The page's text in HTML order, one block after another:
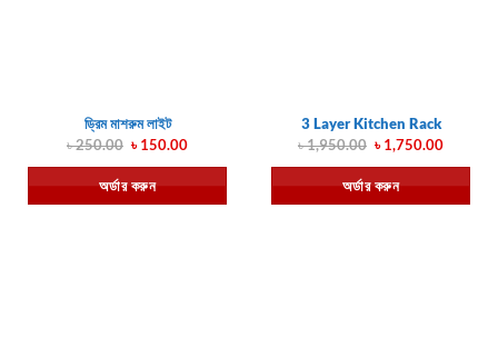
ড্রিম মাশরুম লাইট
৳250.00 Original
was:
৳ 250.00.
৳150.00Current
is:
৳ 150.00.
অর্ডার করুন
3 Layer Kitchen Rack
৳1,950.00 Original
price
was:
৳ 1,950.00.
৳1,750.00Current
is:
৳
অর্ডার করুন